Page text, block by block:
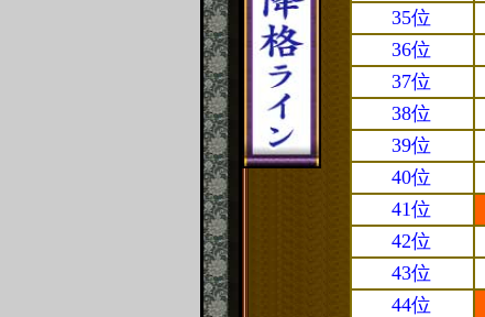
35位
36位
37位
38位
39位
40位
41位
42位
43位
44位